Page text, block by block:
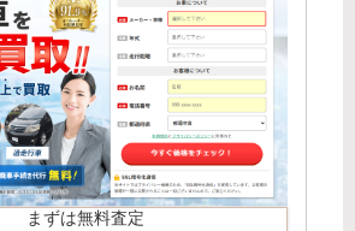
まずは無料査定